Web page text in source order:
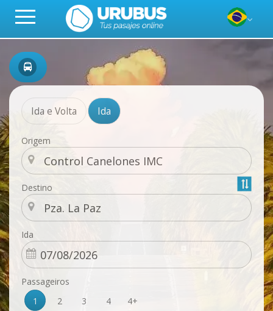
Ida e Volta Ida
Origem
Destino
Ida
Passageiros
1
2 3 4 4+